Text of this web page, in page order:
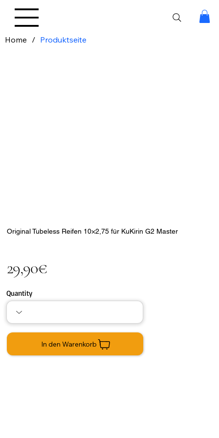
Home / Produktseite
Original Tubeless Reifen 10×2,75 für KuKirin G2 Master
29,90€
Quantity
In den Warenkorb